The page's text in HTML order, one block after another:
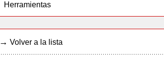
Herramientas
→ Volver a la lista